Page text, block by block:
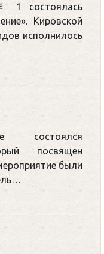
1 состоялась
Кировской
исполнилось
состоялся
посвящен
были
против Роналду.
— 457, [2] с.
битву